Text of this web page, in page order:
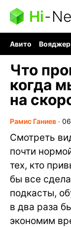
Hi-
Авито Вояджер
Что
когда
на
Рамис Ганиев ∙
Смотреть
почти
тех, кто
бы все
подкасты,
в два раза
экономим